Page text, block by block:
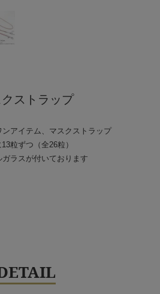
ストラップ
ンアイテム、マスクストラップ
粒ずつ（全26粒）
ガラスが付いております